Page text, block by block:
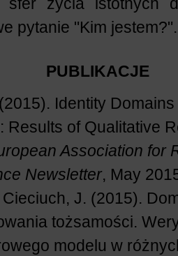
sfer życia istotnych
pytanie "Kim jestem?".
PUBLIKACJE
Identity
Results of Qualitative
Association for
Newsletter, May
Cieciuch, J. (2015).
tożsamości.
modelu w